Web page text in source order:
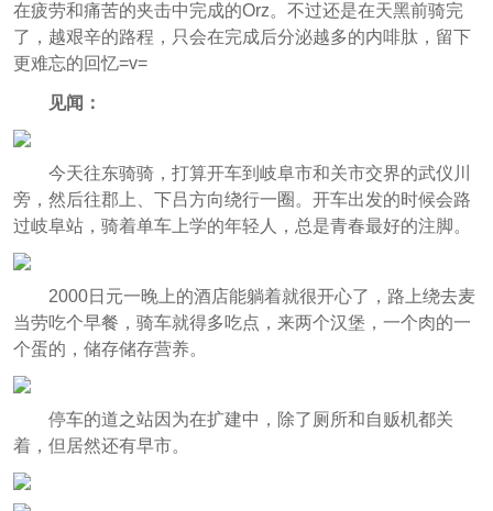
在疲劳和痛苦的夹击中完成的Orz。不过还是在天黑前骑完
了，越艰辛的路程，只会在完成后分泌越多的内啡肽，留下
更难忘的回忆=v=
见闻：
今天往东骑骑，打算开车到岐阜市和关市交界的武仪川
旁，然后往郡上、下吕方向绕行一圈。开车出发的时候会路
过岐阜站，骑着单车上学的年轻人，总是青春最好的注脚。
2000日元一晚上的酒店能躺着就很开心了，路上绕去麦
当劳吃个早餐，骑车就得多吃点，来两个汉堡，一个肉的一
个蛋的，储存储存营养。
停车的道之站因为在扩建中，除了厕所和自贩机都关
着，但居然还有早市。